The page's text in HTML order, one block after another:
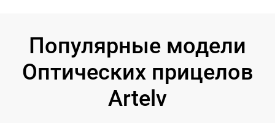
Популярные модели
Оптических прицелов
Artelv